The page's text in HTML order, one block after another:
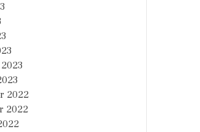
2022
2022